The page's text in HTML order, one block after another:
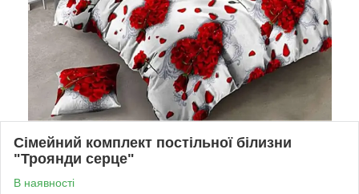
Сімейний комплект постільної білизни
"Троянди серце"
В наявності